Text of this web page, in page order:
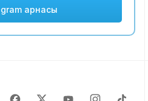
арнасы